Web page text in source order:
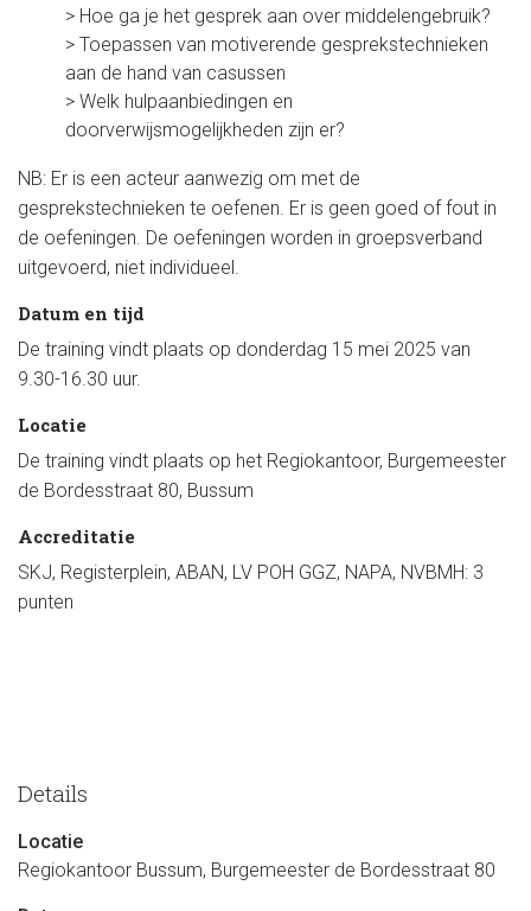
Details
Locatie
Regiokantoor Bussum, Burgemeester de Bordesstraat 80
> Hoe ga je het gesprek aan over middelengebruik?
> Toepassen van motiverende gesprekstechnieken
aan de hand van casussen
> Welk hulpaanbiedingen en
doorverwijsmogelijkheden zijn er?
NB: Er is een acteur aanwezig om met de
gesprekstechnieken te oefenen. Er is geen goed of fout in
de oefeningen. De oefeningen worden in groepsverband
uitgevoerd, niet individueel.
Datum en tijd
De training vindt plaats op donderdag 15 mei 2025 van
9.30-16.30 uur.
Locatie
De training vindt plaats op het Regiokantoor, Burgemeester
de Bordesstraat 80, Bussum
Accreditatie
SKJ, Registerplein, ABAN, LV POH GGZ, NAPA, NVBMH: 3
punten